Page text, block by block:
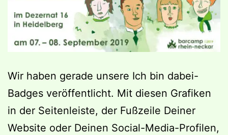
Wir haben gerade unsere Ich bin dabei-
Badges veröffentlicht. Mit diesen Grafiken
in der Seitenleiste, der Fußzeile Deiner
Website oder Deinen Social-Media-Profilen,